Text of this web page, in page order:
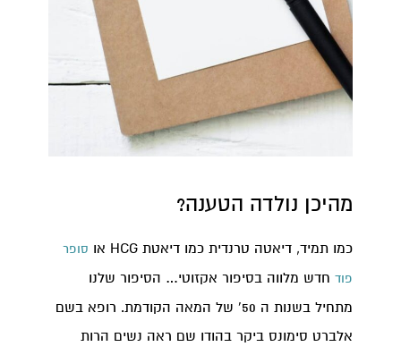
מהיכן נולדה הטענה?
כמו תמיד, דיאטה טרנדית כמו דיאטת HCG או סופר
פוד חדש מלווה בסיפור אקזוטי… הסיפור שלנו
מתחיל בשנות ה 50' של המאה הקודמת. רופא בשם
אלברט סימונס ביקר בהודו שם ראה נשים הרות